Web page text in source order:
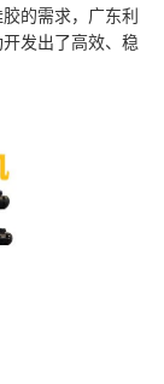
的需求，广东利
发出了高效、稳